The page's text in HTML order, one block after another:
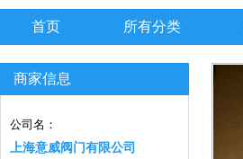
首页 所有分类
商家信息
公司名：
上海意威阀门有限公司